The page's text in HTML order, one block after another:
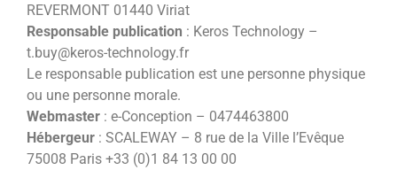
REVERMONT 01440 Viriat
Responsable publication : Keros Technology –
t.buy@keros-technology.fr
Le responsable publication est une personne physique
ou une personne morale.
Webmaster : e-Conception – 0474463800
Hébergeur : SCALEWAY – 8 rue de la Ville l’Evêque
75008 Paris +33 (0)1 84 13 00 00